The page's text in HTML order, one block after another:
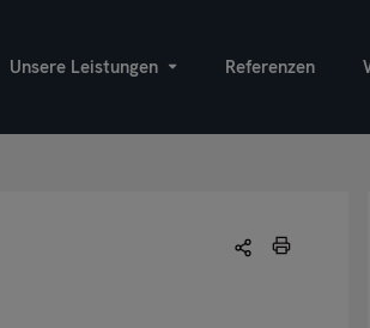
Unsere Leistungen Referenzen